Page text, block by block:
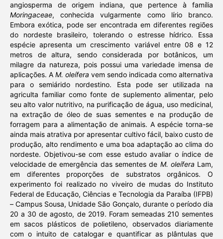
angiosperma de origem indiana, que pertence à família
Moringaceae, conhecida vulgarmente como lírio branco.
Embora exótica, pode ser encontrada em diferentes regiões
do nordeste brasileiro, tolerando o estresse hídrico. Essa
espécie apresenta um crescimento variável entre 08 e 12
metros de altura, sendo considerada por botânicos, um
milagre da natureza, pois possui uma variedade imensa de
aplicações. A M. oleífera vem sendo indicada como alternativa
para o semiárido nordestino. Esta pode ser utilizada na
agriculta familiar como fonte de suplemento alimentar, pelo
seu alto valor nutritivo, na purificação de água, uso medicinal,
na extração de óleo de suas sementes e na produção de
forragem para a alimentação de animais. A espécie torna-se
ainda mais atrativa por apresentar cultivo fácil, baixo custo de
produção, alto rendimento e uma boa adaptação ao clima do
nordeste. Objetivou-se com esse estudoavaliar o índice de
velocidade de emergência das sementes de M. oleífera Lam,
em diferentes proporções de substratos orgânicos. O
experimento foi realizado no viveiro de mudas do Instituto
Federal de Educação, Ciências e Tecnologia da Paraíba (IFPB)
– Campus Sousa, Unidade São Gonçalo, durante o período dia
20 a 30 de agosto, de 2019. Foram semeadas 210 sementes
em sacos plásticos de polietileno, observados diariamente
com o intuito de catalogar e quantificar as plântulas que